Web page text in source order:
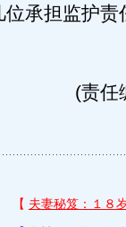
承担监护责
(责任